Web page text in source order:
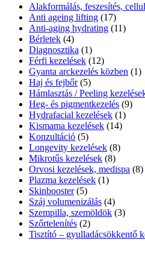
Alakformálás, feszesítés,
Anti ageing lifting (17)
Anti-aging hydrating (11)
Bérletek (4)
Diagnosztika (1)
Férfi kezelések (12)
Gyanta arckezelés közben (1)
Haj és fejbőr(5)
Hámlasztás / Peeling
Heg- és pigmentkezelés (9)
Hydrafacial kezelések (1)
Kismama kezelések (14)
Konzultáció (5)
Longevity kezelések (8)
Mikrotűs kezelések (8)
Orvosi kezelések, medispa (8)
Plazma kezelések (1)
Skinbooster(5)
Száj volumenizálás (4)
Szempilla, szemöldök (3)
Szőrtelenítés (2)
Tisztító – gyulladácsökkentő